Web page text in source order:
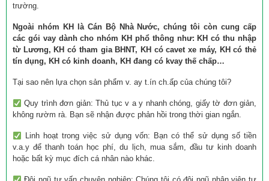
trường.
Ngoài nhóm KH là Cán Bộ Nhà Nước, chúng tôi còn cung cấp
các gói vay dành cho nhóm KH phổ thông như: KH có thu nhập
từ Lương, KH có tham gia BHNT, KH có cavet xe máy, KH có thẻ
tín dụng, KH có kinh doanh, KH đang có kvay thế chấp…
Tại sao nên lựa chọn sản phẩm v. ay t.ín ch.ấp của chúng tôi?
Quy trình đơn giản: Thủ tục v a y nhanh chóng, giấy tờ đơn giản,
không rườm rà. Bạn sẽ nhận được phản hồi trong thời gian ngắn.
Linh hoạt trong việc sử dụng vốn: Bạn có thể sử dụng số tiền
v.a.y để thanh toán học phí, du lịch, mua sắm, đầu tư kinh doanh
hoặc bất kỳ mục đích cá nhân nào khác.